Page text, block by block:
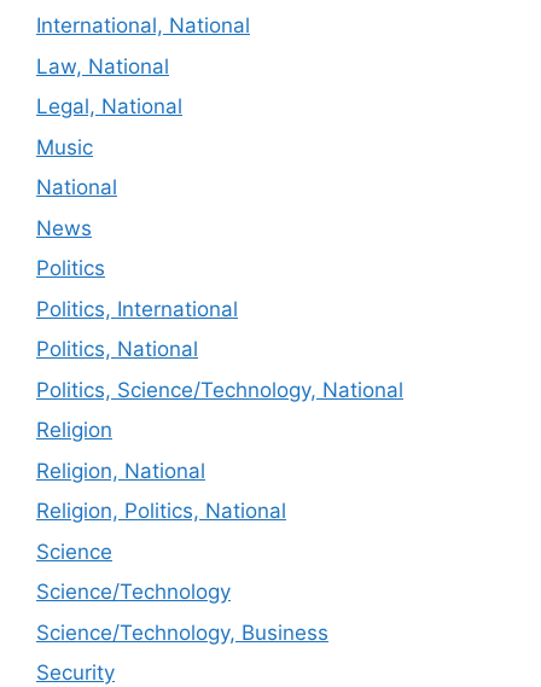
International, National
Law, National
Legal, National
Music
National
News
Politics
Politics, International
Politics, National
Politics, Science/Technology, National
Religion
Religion, National
Religion, Politics, National
Science
Science/Technology
Science/Technology, Business
Security